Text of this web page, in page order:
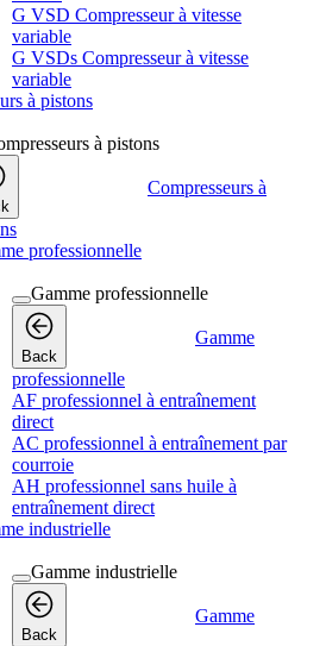
G VSD Compresseur à vitesse
variable
G VSDs Compresseur à vitesse
variable
à pistons
à pistons
Compresseurs à
professionnelle
Gamme professionnelle
Back
Gamme
professionnelle
AF professionnel à entraînement
direct
AC professionnel à entraînement par
courroie
AH professionnel sans huile à
entraînement direct
industrielle
Gamme industrielle
Back
Gamme